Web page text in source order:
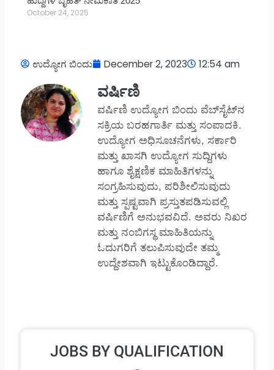
October 24, 2025
ಉದ್ಯೋಗ ಬಿಂದು December 2, 2023 12:54 am
ವರ್ಷಿಣಿ
ವರ್ಷಿಣಿ ಉದ್ಯೋಗ ಬಿಂದು ವೆಬ್‌ಸೈಟ್‌ನ
ಸಕ್ರಿಯ ಬರಹಗಾರ್ತಿ ಮತ್ತು ಸಂಪಾದಕಿ.
ಉದ್ಯೋಗ ಅಧಿಸೂಚನೆಗಳು, ಸರ್ಕಾರಿ
ಮತ್ತು ಖಾಸಗಿ ಉದ್ಯೋಗ ಸುದ್ದಿಗಳು
ಹಾಗೂ ಶೈಕ್ಷಣಿಕ ಮಾಹಿತಿಗಳನ್ನು
ಸಂಗ್ರಹಿಸುವುದು, ಪರಿಶೀಲಿಸುವುದು
ಮತ್ತು ಸ್ಪಷ್ಟವಾಗಿ ಪ್ರಸ್ತುತಪಡಿಸುವಲ್ಲಿ
ವರ್ಷಿಣಿಗೆ ಅನುಭವವಿದೆ. ಅವರು ನಿಖರ
ಮತ್ತು ನಂಬಿಗಸ್ಥ ಮಾಹಿತಿಯನ್ನು
ಓದುಗರಿಗೆ ತಲುಪಿಸುವುದೇ ತಮ್ಮ
ಉದ್ದೇಶವಾಗಿ ಇಟ್ಟುಕೊಂಡಿದ್ದಾರೆ.
JOBS BY QUALIFICATION